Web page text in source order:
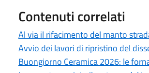
Contenuti correlati
Al via il rifacimento del manto
Avvio dei lavori di ripristino del
Buongiorno Ceramica 2026: le